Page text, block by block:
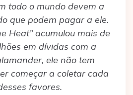
todo o mundo devem a
que podem pagar a ele.
Heat” acumulou mais de
em dívidas com a
ele não tem
começar a coletar cada
favores.